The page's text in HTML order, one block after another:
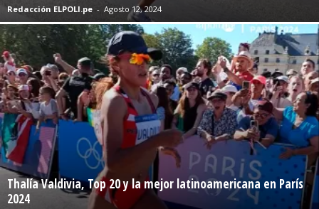
Redacción ELPOLI.pe - Agosto 12, 2024
Thalía Valdivia, Top 20 y la mejor latinoamericana en París
2024